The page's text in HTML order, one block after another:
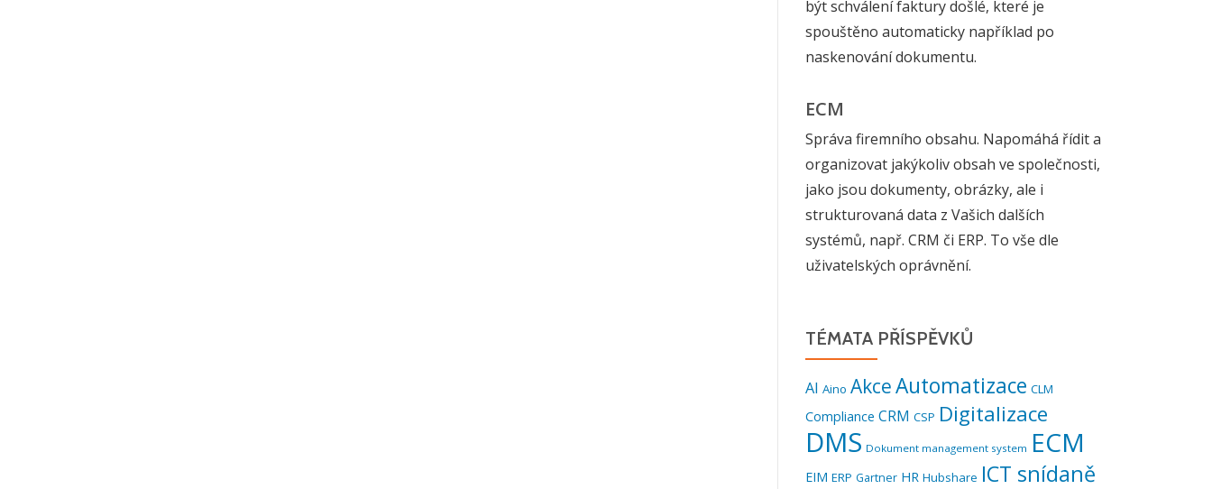
být schválení faktury došlé, které je
spouštěno automaticky například po
naskenování dokumentu.
ECM
Správa firemního obsahu. Napomáhá řídit a
organizovat jakýkoliv obsah ve společnosti,
jako jsou dokumenty, obrázky, ale i
strukturovaná data z Vašich dalších
systémů, např. CRM či ERP. To vše dle
uživatelských oprávnění.
TÉMATA PŘÍSPĚVKŮ
AI Aino AkceAutomatizace CLM
Compliance CRM CSP Digitalizace
DMS Dokument management system ECM
EIM ERP Gartner HR Hubshare ICT snídaně